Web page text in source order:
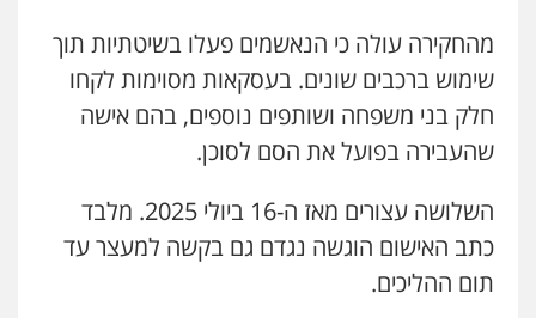
0507623810
עו"ד שנהב אילון
פלילי פשיעה חמורה חקירות ומעצרים
נוער עורכי דין לענייני אסירים
עו"ד יצחק איצקוביץ'
מהחקירה עולה כי הנאשמים פעלו בשיטתיות תוך
שימוש ברכבים שונים. בעסקאות מסוימות לקחו
חלק בני משפחה ושותפים נוספים, בהם אישה
שהעבירה בפועל את הסם לסוכן.
השלושה עצורים מאז ה-16 ביולי 2025. מלבד
כתב האישום הוגשה נגדם גם בקשה למעצר עד
תום ההליכים.